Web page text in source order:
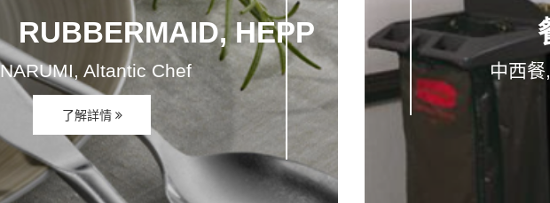
RUBBERMAID, HEPP
NARUMI, Altantic Chef
了解詳情
中西